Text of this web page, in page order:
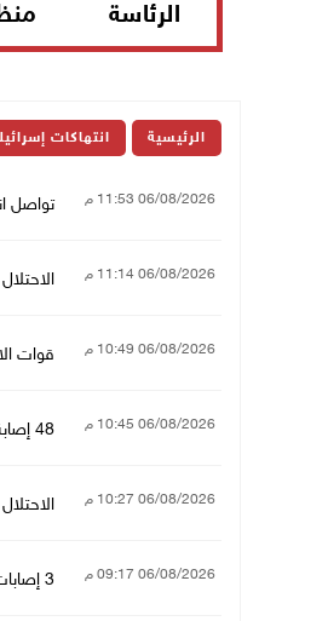
الرئاسة
الرئيسية انتهاكات
06/08/2026 11:53 م تواصل
06/08/2026 11:14 م الاحتلال يخطر
06/08/2026 10:49 م قوات
06/08/2026 10:45 م 48 إصابة منذ بدء عدوان الاحتلال على مخيم قلنديا وكفر عقب شمال القدس
06/08/2026 10:27 م
06/08/2026 09:17 م